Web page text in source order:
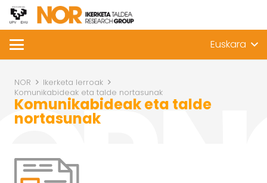
Euskara
NOR
Ikerketa lerroak
Komunikabideak eta talde nortasunak
Komunikabideak eta talde
nortasunak